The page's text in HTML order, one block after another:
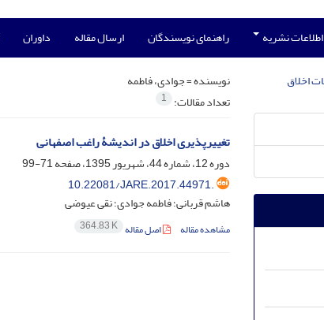
اطلاعات نشریه راهنمای نویسندگان ارسال مقاله داوران
نویسنده =جوادی، فاطمه
تعداد مقالات: 1
تغییرپذیری اخلاق در اندیشۀ راغب اصفهانی
دوره 12، شماره 44، شهریور 1395، صفحه
71-99
10.22081/JARE.2017.44971.
هاشم قربانی؛ فاطمه جوادی؛ نقی عیوضی
مشاهده مقاله اصل مقاله 364.83 K